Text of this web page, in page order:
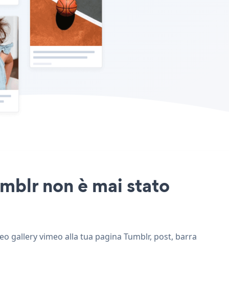
non è mai stato
gallery vimeo alla tua pagina Tumblr, post, barra